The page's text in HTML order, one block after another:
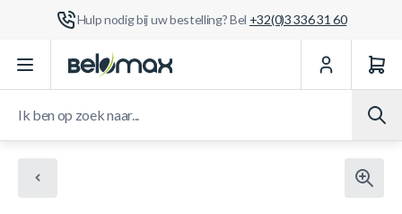
Hulp nodig bij uw bestelling? Bel +32(0)3 336 31 60
Ga naar de inhoud